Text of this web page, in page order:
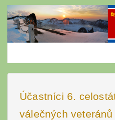
Skip
content
Účastníci 6.
válečných